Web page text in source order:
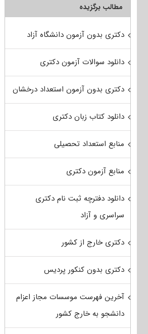
مطالب برگزیده
دکتری بدون آزمون دانشگاه آزاد
دانلود سوالات آزمون دکتری
دکتری بدون آزمون استعداد درخشان
دانلود کتاب زبان دکتری
منابع استعداد تحصیلی
منابع آزمون دکتری
دانلود دفترچه ثبت نام دکتری
سراسری و آزاد
دکتری خارج از کشور
دکتری بدون کنکور پردیس
آخرین فهرست موسسات مجاز اعزام
دانشجو به خارج کشور